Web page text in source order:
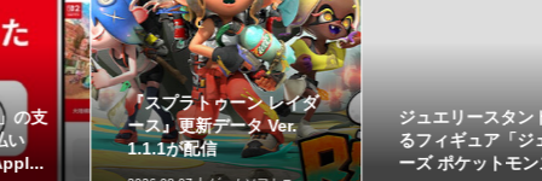
ジュエリースタンドにな
るフィギュア「ジェムリ
ーズ ポケットモンスタ...
草タイプのポケモンが集
合！「ポケットモンスタ
ー スイングコレクショ...